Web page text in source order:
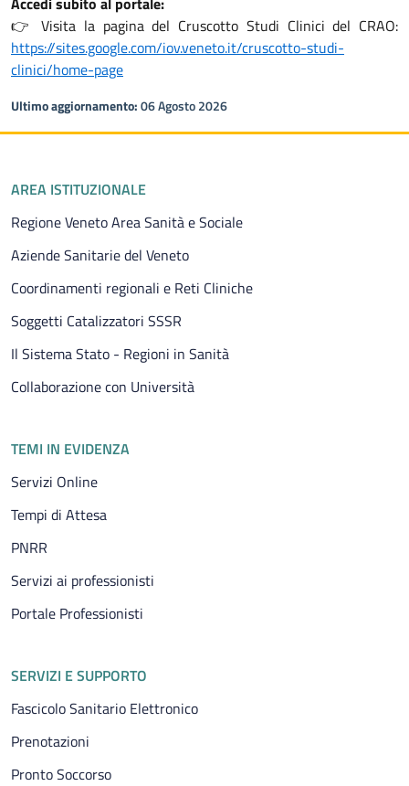
👉 Visita la pagina del Cruscotto Studi Clinici del CRAO:
https://sites.google.com/iov.veneto.it/cruscotto-studi-
clinici/home-page
Ultimo aggiornamento:06 Agosto 2026
Piè di pagina
AREA ISTITUZIONALE
Regione Veneto Area Sanità e Sociale
Aziende Sanitarie del Veneto
Coordinamenti regionali e Reti Cliniche
Soggetti Catalizzatori SSSR
Il Sistema Stato - Regioni in Sanità
Collaborazione con Università
TEMI IN EVIDENZA
Servizi Online
Tempi di Attesa
PNRR
Servizi ai professionisti
Portale Professionisti
SERVIZI E SUPPORTO
Fascicolo Sanitario Elettronico
Prenotazioni
Pronto Soccorso